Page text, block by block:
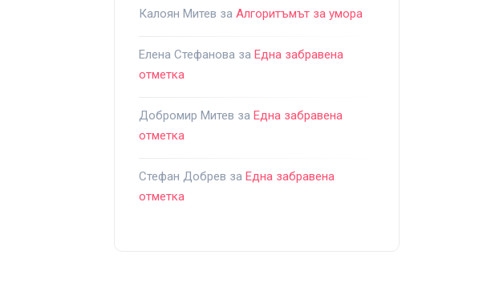
Калоян Митев за Алгоритъмът за умора
Елена Стефанова за Една забравена
отметка
Добромир Митев за Една забравена
отметка
Стефан Добрев за Една забравена
отметка